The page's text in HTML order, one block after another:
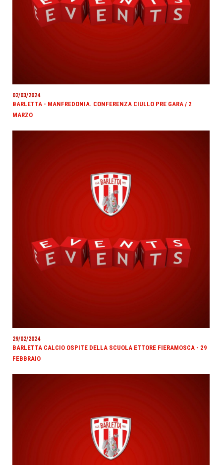
02/03/2024
BARLETTA - MANFREDONIA. CONFERENZA CIULLO PRE GARA / 2
MARZO
29/02/2024
BARLETTA CALCIO OSPITE DELLA SCUOLA ETTORE FIERAMOSCA - 29
FEBBRAIO